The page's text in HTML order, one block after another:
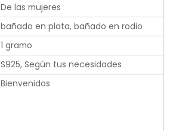
De las mujeres
bañado en plata, bañado en rodio
1 gramo
S925, Según tus necesidades
Bienvenidos